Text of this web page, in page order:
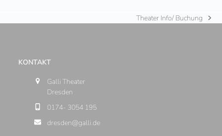
Nächster
Theater Info/ Buchung
KONTAKT
Galli Theater
Dresden
0174- 3054 195
dresden@galli.de